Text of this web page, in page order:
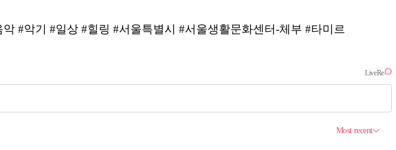
#악기 #일상 #힐링 #서울특별시 #서울생활문화센터-체부 #타미르